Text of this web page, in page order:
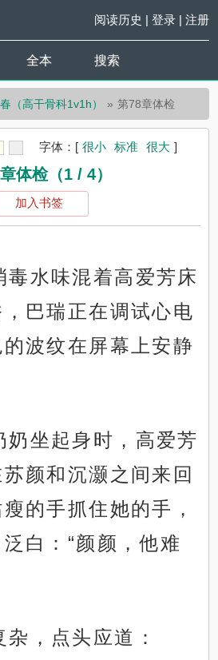
阅读历史 | 登录| 注册
全本 搜索
（高干骨科1v1h） 第78章体检
字体： [ 很小 标准 很大 ]
体检（1 / 4）
加入书签
毒水味混着高爱芳床
巴瑞正在调试心电
波纹在屏幕上安静
奶坐起身时，高爱芳
颜和沉灏之间来回
的手抓住她的手，
白：“颜颜，他难
，点头应道：